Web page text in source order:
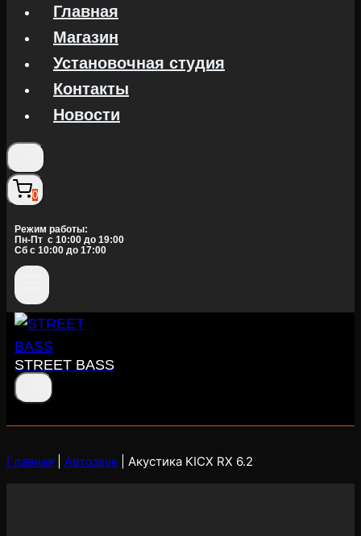
Главная
Магазин
Установочная студия
Контакты
Новости
0
Режим работы:
Пн-Пт c 10:00 до 19:00
Сб с 10:00 до 17:00
STREET BASS
Главная Автозвук Акустика KICX RX 6.2